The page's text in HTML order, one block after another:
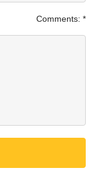
Comments: *